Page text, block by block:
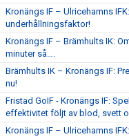
Kronängs IF – Ulricehamns
underhållningsfaktor!
Kronängs IF – Brämhults IK:
minuter så….
Brämhults IK – Kronängs IF:
nu!
Fristad GoIF - Kronängs IF:
effektivitet följt av blod, svett
Kronängs IF – Ulricehamns